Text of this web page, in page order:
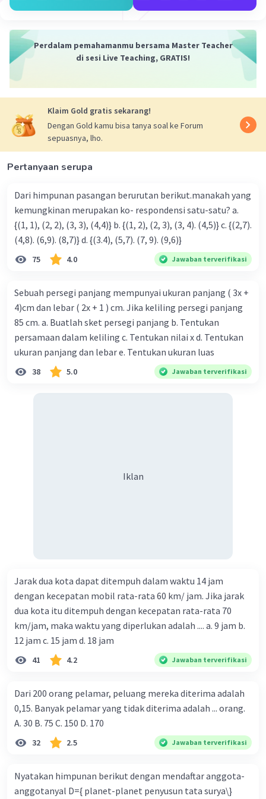
5a dan -3a adalah suku-suku sejenis karena
Dengan demikian, suku-suku sejenis dari
bentuk aljabar 5a − 3a + 1 adalah 5a dan -3a.
Iklan
Perdalam pemahamanmu bersama Master Teacher
di sesi Live Teaching, GRATIS!
Klaim Gold gratis sekarang!
Dengan Gold kamu bisa tanya soal ke Forum
sepuasnya, lho.
Pertanyaan serupa
Dari himpunan pasangan berurutan berikut.manakah yang
kemungkinan merupakan ko- respondensi satu-satu? a.
{(1, 1), (2, 2), (3, 3), (4,4)} b. {(1, 2), (2, 3), (3, 4). (4,5)} c. {(2,7).
(4,8). (6,9). (8,7)} d. {(3.4), (5,7). (7, 9). (9,6)}
75 4.0 Jawaban terverifikasi
Sebuah persegi panjang mempunyai ukuran panjang ( 3x +
4)cm dan lebar ( 2x + 1 ) cm. Jika keliling persegi panjang
85 cm. a. Buatlah sket persegi panjang b. Tentukan
persamaan dalam keliling c. Tentukan nilai x d. Tentukan
ukuran panjang dan lebar e. Tentukan ukuran luas
38 5.0 Jawaban terverifikasi
Iklan
Jarak dua kota dapat ditempuh dalam waktu 14 jam
dengan kecepatan mobil rata-rata 60 km/ jam. Jika jarak
dua kota itu ditempuh dengan kecepatan rata-rata 70
km/jam, maka waktu yang diperlukan adalah .... a. 9 jam b.
12 jam c. 15 jam d. 18 jam
41 4.2 Jawaban terverifikasi
Dari 200 orang pelamar, peluang mereka diterima adalah
0,15. Banyak pelamar yang tidak diterima adalah ... orang.
A. 30 B. 75 C. 150 D. 170
32 2.5 Jawaban terverifikasi
Nyatakan himpunan berikut dengan mendaftar anggota-
anggotanyal D={ planet-planet penyusun tata surya\}